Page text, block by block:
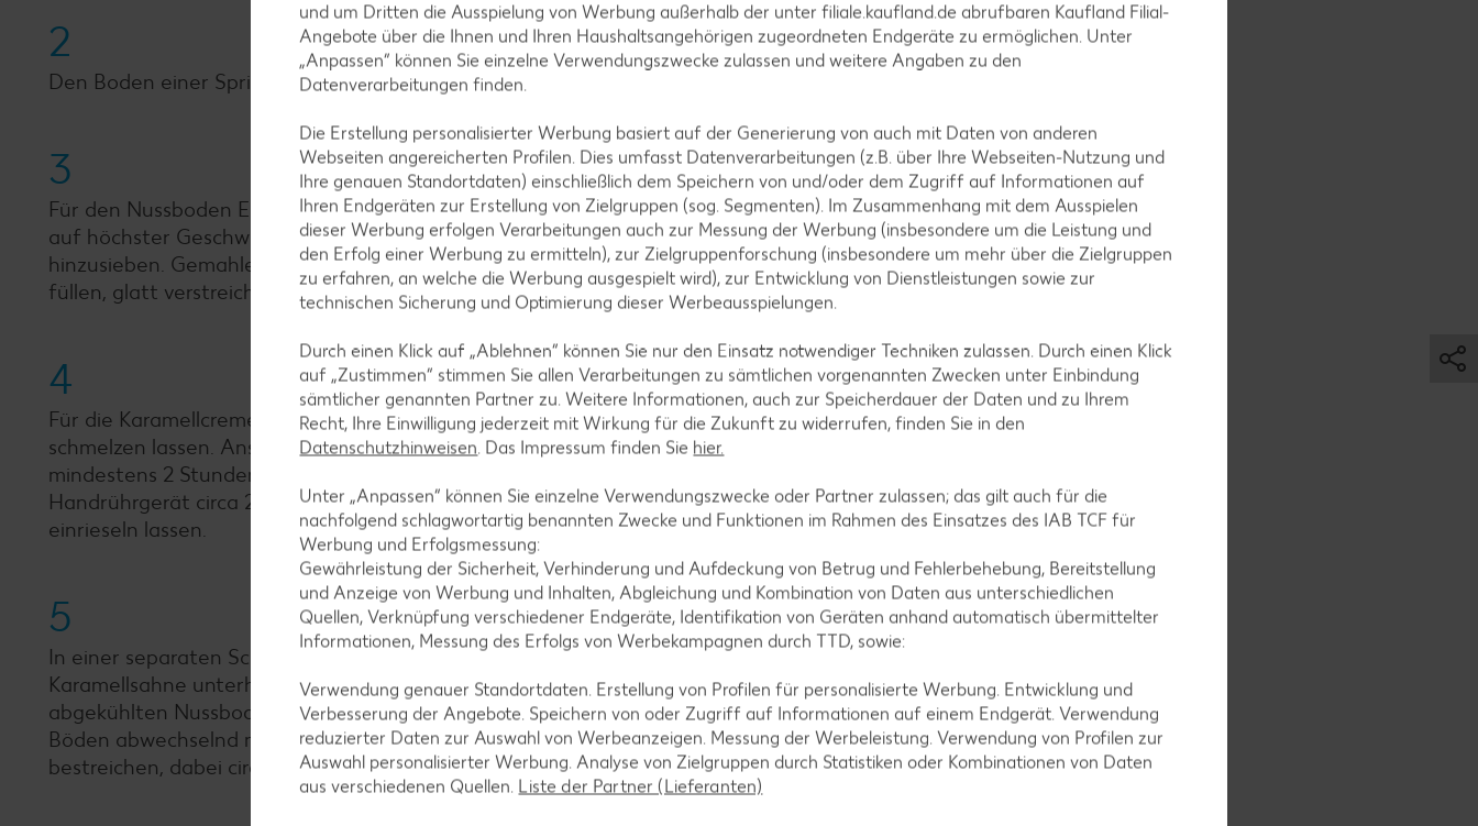
2
Den Boden einer Springform mit 24 Zentimeter Durchmesser mit Backpapier auslegen.
3
Für den Nussboden Eier und Zucker mithilfe der Küchenmaschine oder dem Handrührgerät 5 Minuten lang
auf höchster Geschwindigkeit hellcremig rühren. Sonnenblumenöl kurz einrühren. Mehl und Backpulver
hinzusieben. Gemahlene Nüsse hinzugeben und alles kurz verrühren. Den fertigen Teig in die Springform
füllen, glatt verstreichen und für 30 Minuten backen. Anschließend zugedeckt auskühlen lassen.
4
Für die Karamellcreme in einem Topf 1/3 der Sahne und Sahne-Karamellbonbons bei geringer Hitze
schmelzen lassen. Anschließend die restliche Sahne hinzufügen, in eine Rührschüssel umfüllen und
mindestens 2 Stunden kühl stellen. Die kühle Karamellsahne nun mit der Küchenmaschine oder dem
Handrührgerät circa 2 Minuten lang auf höchster Geschwindigkeit steif schlagen. Währenddessen Sahnefest
einrieseln lassen.
5
In einer separaten Schüssel Mascarpone und Puderzucker verrühren. Mit einem Teigschaber die
Karamellsahne unterheben. Nun die Creme in einen Spritzbeutel mit Lochtülle 17 Millimeter füllen. Den
abgekühlten Nussboden mit einer Tortensäge 2 Mal durchschneiden. Eine Tortenplatte bereitstellen und die
Böden abwechselnd mit der Karamellcreme schichten. Anschließend die Torte rundherum mit Karamellcreme
bestreichen, dabei circa 5 Esslöffel der Creme für die Dekoration aufbewahren.
und um Dritten die Ausspielung von Werbung außerhalb der unter filiale.kaufland.de abrufbaren Kaufland Filial-
Angebote über die Ihnen und Ihren Haushaltsangehörigen zugeordneten Endgeräte zu ermöglichen. Unter
„Anpassen“ können Sie einzelne Verwendungszwecke zulassen und weitere Angaben zu den
Datenverarbeitungen finden.
Die Erstellung personalisierter Werbung basiert auf der Generierung von auch mit Daten von anderen
Webseiten angereicherten Profilen. Dies umfasst Datenverarbeitungen (z.B. über Ihre Webseiten-Nutzung und
Ihre genauen Standortdaten) einschließlich dem Speichern von und/oder dem Zugriff auf Informationen auf
Ihren Endgeräten zur Erstellung von Zielgruppen (sog. Segmenten). Im Zusammenhang mit dem Ausspielen
dieser Werbung erfolgen Verarbeitungen auch zur Messung der Werbung (insbesondere um die Leistung und
den Erfolg einer Werbung zu ermitteln), zur Zielgruppenforschung (insbesondere um mehr über die Zielgruppen
zu erfahren, an welche die Werbung ausgespielt wird), zur Entwicklung von Dienstleistungen sowie zur
technischen Sicherung und Optimierung dieser Werbeausspielungen.
Durch einen Klick auf „Ablehnen“ können Sie nur den Einsatz notwendiger Techniken zulassen. Durch einen Klick
auf „Zustimmen“ stimmen Sie allen Verarbeitungen zu sämtlichen vorgenannten Zwecken unter Einbindung
sämtlicher genannten Partner zu. Weitere Informationen, auch zur Speicherdauer der Daten und zu Ihrem
Recht, Ihre Einwilligung jederzeit mit Wirkung für die Zukunft zu widerrufen, finden Sie in den
Datenschutzhinweisen. Das Impressum finden Sie hier.
Unter „Anpassen“ können Sie einzelne Verwendungszwecke oder Partner zulassen; das gilt auch für die
nachfolgend schlagwortartig benannten Zwecke und Funktionen im Rahmen des Einsatzes des IAB TCF für
Werbung und Erfolgsmessung:
Gewährleistung der Sicherheit, Verhinderung und Aufdeckung von Betrug und Fehlerbehebung, Bereitstellung
und Anzeige von Werbung und Inhalten, Abgleichung und Kombination von Daten aus unterschiedlichen
Quellen, Verknüpfung verschiedener Endgeräte, Identifikation von Geräten anhand automatisch übermittelter
Informationen, Messung des Erfolgs von Werbekampagnen durch TTD, sowie:
Verwendung genauer Standortdaten. Erstellung von Profilen für personalisierte Werbung. Entwicklung und
Verbesserung der Angebote. Speichern von oder Zugriff auf Informationen auf einem Endgerät. Verwendung
reduzierter Daten zur Auswahl von Werbeanzeigen. Messung der Werbeleistung. Verwendung von Profilen zur
Auswahl personalisierter Werbung. Analyse von Zielgruppen durch Statistiken oder Kombinationen von Daten
aus verschiedenen Quellen. Liste der Partner (Lieferanten)